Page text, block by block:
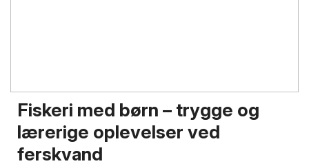
Fiskeri med børn – trygge og
lærerige oplevelser ved
ferskvand